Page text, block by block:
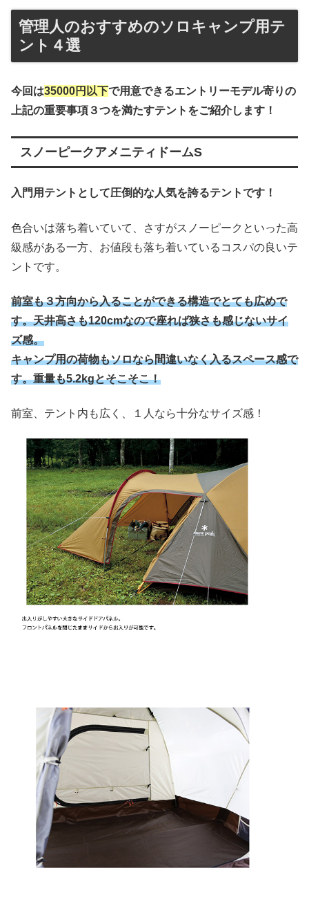
管理人のおすすめのソロキャンプ用テ
ント４選
今回は35000円以下で用意できるエントリーモデル寄りの
上記の重要事項３つを満たすテントをご紹介します！
スノーピークアメニティドームS
入門用テントとして圧倒的な人気を誇るテントです！
色合いは落ち着いていて、さすがスノーピークといった高
級感がある一方、お値段も落ち着いているコスパの良いテ
ントです。
前室も３方向から入ることができる構造でとても広めで
す。天井高さも120cmなので座れば狭さも感じないサイ
ズ感。
キャンプ用の荷物もソロなら間違いなく入るスペース感で
す。重量も5.2kgとそこそこ！
前室、テント内も広く、１人なら十分なサイズ感！